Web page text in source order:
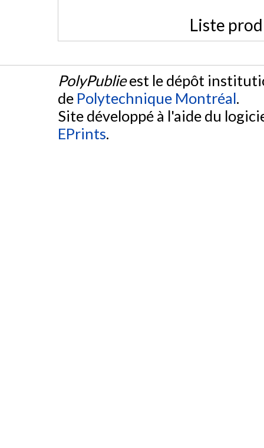
Liste
PolyPublieest le dépôt
de Polytechnique Montréal.
Site développé à l'aide du
EPrints.